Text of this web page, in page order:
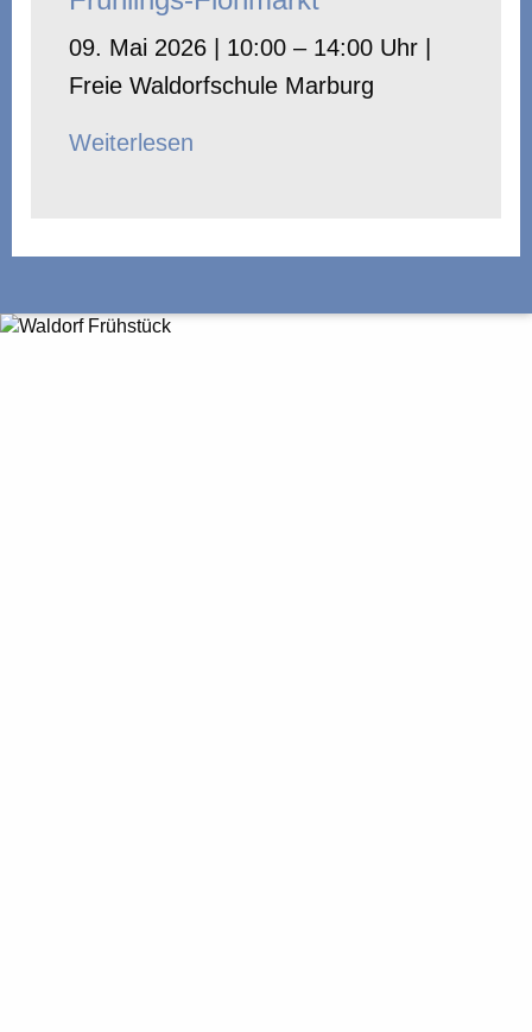
09. Mai 2026 | 10:00 – 14:00 Uhr |
Freie Waldorfschule Marburg
Weiterlesen